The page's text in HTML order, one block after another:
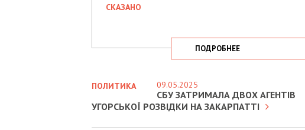
СКАЗАНО
ПОДРОБНЕЕ
ПОЛИТИКА 09.05.2025
СБУ ЗАТРИМАЛА ДВОХ АГЕНТІВ
УГОРСЬКОЇ РОЗВІДКИ НА ЗАКАРПАТТІ